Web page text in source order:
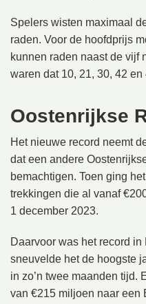
Spelers wisten maximaal
raden. Voor de hoofdprijs
kunnen raden naast de vijf
waren dat 10, 21, 30, 42
Oostenrijkse
Het nieuwe record neemt
dat een andere
bemachtigen. Toen ging
trekkingen die al vanaf
1 december 2023.
Daarvoor was het record
sneuvelde het de hoogste
in zo’n twee maanden tijd.
van €215 miljoen naar een